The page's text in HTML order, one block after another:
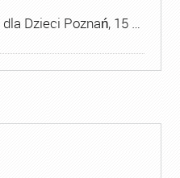
Dzieci Poznań, 15 …